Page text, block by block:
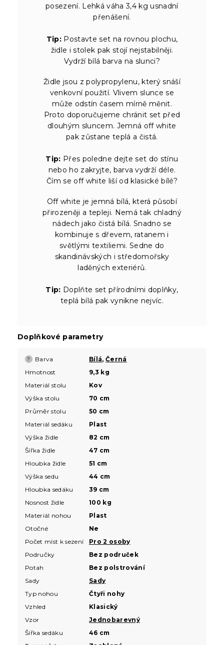
posezení. Lehká váha 3,4 kg usnadní
přenášení.
Tip: Postavte set na rovnou plochu,
židle i stolek pak stojí nejstabilněji.
Vydrží bílá barva na slunci?
Židle jsou z polypropylenu, který snáší
venkovní použití. Vlivem slunce se
může odstín časem mírně měnit.
Proto doporučujeme chránit set před
dlouhým sluncem. Jemná off white
pak zůstane teplá a čistá.
Tip: Přes poledne dejte set do stínu
nebo ho zakryjte, barva vydrží déle.
Čím se off white liší od klasické bílé?
Off white je jemná bílá, která působí
přirozeněji a tepleji. Nemá tak chladný
nádech jako čistá bílá. Snadno se
kombinuje s dřevem, ratanem i
světlými textiliemi. Sedne do
skandinávských i středomořsky
laděných exteriérů.
Tip: Doplňte set přírodními doplňky,
teplá bílá pak vynikne nejvíc.
Doplňkové parametry
? Barva Bílá,Černá
Hmotnost
9,3 kg
Materiál stolu
Kov
Výška stolu
70 cm
Průměr stolu
50 cm
Materiál sedáku
Plast
Výška židle
82 cm
Šířka židle
47 cm
Hloubka židle
51 cm
Výška sedu
44 cm
Hloubka sedáku
39 cm
Nosnost židle
100 kg
Materiál nohou
Plast
Otočné
Ne
Počet míst k sezení
Pro 2 osoby
Područky
Bez područek
Potah
Bez polstrování
Sady
Sady
Typ nohou
Čtyři nohy
Vzhled
Klasický
Vzor
Jednobarevný
Šířka sedáku
46 cm